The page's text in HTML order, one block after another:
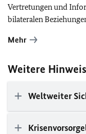
Vertretungen und
bilateralen
Mehr
Weitere
Weltweiter